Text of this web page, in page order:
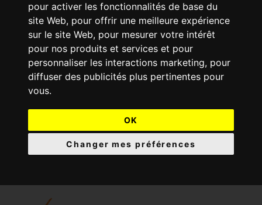
pour activer les fonctionnalités de base du
site Web, pour offrir une meilleure expérience
sur le site Web, pour mesurer votre intérêt
pour nos produits et services et pour
personnaliser les interactions marketing, pour
diffuser des publicités plus pertinentes pour
vous.
OK
Changer mes préférences